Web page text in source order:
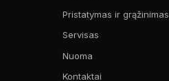
Pristatymas ir grąžinimas
Servisas
Nuoma
Kontaktai